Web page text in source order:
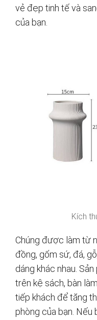
vẻ đẹp tinh tế và
của bạn.
Kích
Chúng được làm từ
đồng, gốm sứ, đá,
dáng khác nhau.
trên kệ sách, bàn
tiếp khách để tăng
phòng của bạn. Nếu